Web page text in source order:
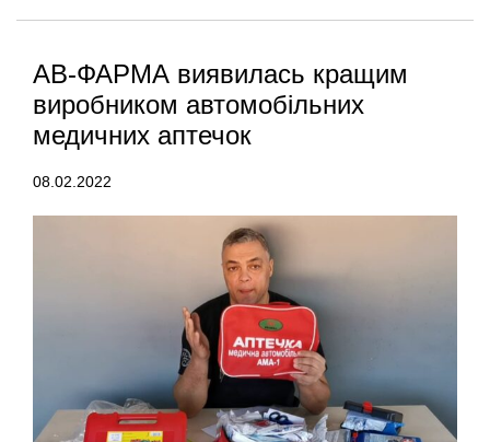
АВ-ФАРМА виявилась кращим
виробником автомобільних
медичних аптечок
08.02.2022